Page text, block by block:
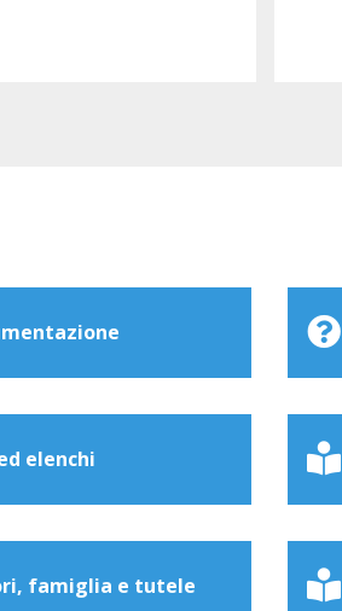
elenchi
famiglia e tutele